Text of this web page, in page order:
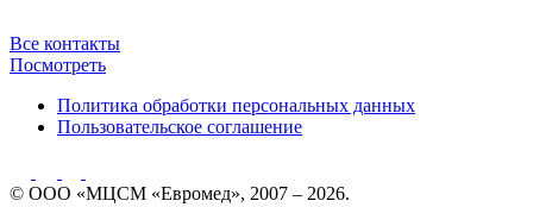
Все контакты
Посмотреть
Политика обработки персональных данных
Пользовательское соглашение
© ООО «МЦСМ «Евромед», 2007 – 2026.